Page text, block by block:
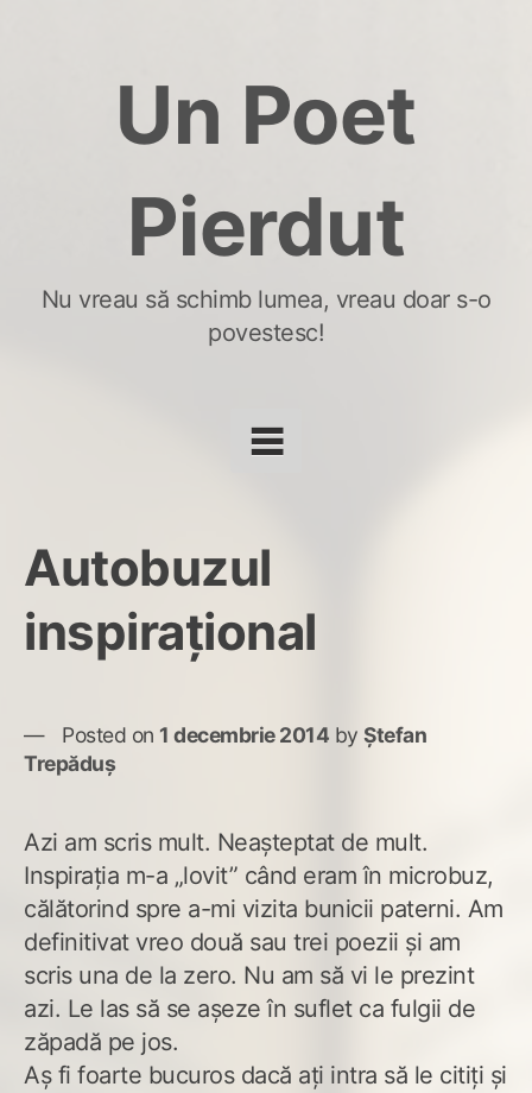
Un Poet
Pierdut
Nu vreau să schimb lumea, vreau doar s-o
povestesc!
Autobuzul
inspirațional
Posted on 1 decembrie 2014 by Ștefan
Trepăduș
Azi am scris mult. Neașteptat de mult.
Inspirația m-a „lovit” când eram în microbuz,
călătorind spre a-mi vizita bunicii paterni. Am
definitivat vreo două sau trei poezii și am
scris una de la zero. Nu am să vi le prezint
azi. Le las să se așeze în suflet ca fulgii de
zăpadă pe jos.
Aș fi foarte bucuros dacă ați intra să le citiți și